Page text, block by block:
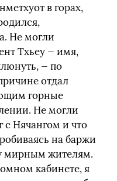
в горах,
Не могли
Тхьеу — имя,
— по
отдал
горные
Не могли
с Нячангом и что
на баржи
мирным жителям.
кабинете, я